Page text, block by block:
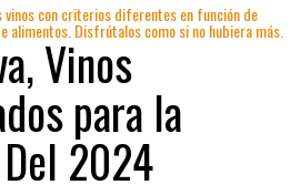
vinos con criterios diferentes en función de
alimentos. Disfrútalos como si no hubiera más.
Vinos
para la
2024